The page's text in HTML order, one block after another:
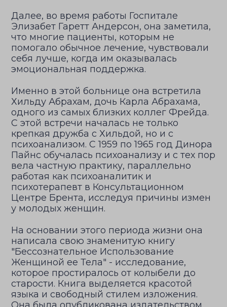
Далее, во время работы Госпитале
Элизабет Гаретт Андерсон, она заметила,
что многие пациенты, которым не
помогало обычное лечение, чувствовали
себя лучше, когда им оказывалась
эмоциональная поддержка.
Именно в этой больнице она встретила
Хильду Абрахам, дочь Карла Абрахама,
одного из самых близких коллег Фрейда.
С этой встречи началась не только
крепкая дружба с Хильдой, но и с
психоанализом. С 1959 по 1965 год Динора
Пайнс обучалась психоанализу и с тех пор
вела частную практику, параллельно
работая как психоаналитик и
психотерапевт в Консультационном
Центре Брента, исследуя причины измен
у молодых женщин.
На основании этого периода жизни она
написала свою знаменитую книгу
"Бессознательное Использование
Женщиной ее Тела" - исследование,
которое простиралось от колыбели до
старости. Книга выделяется красотой
языка и свободный стилем изложения.